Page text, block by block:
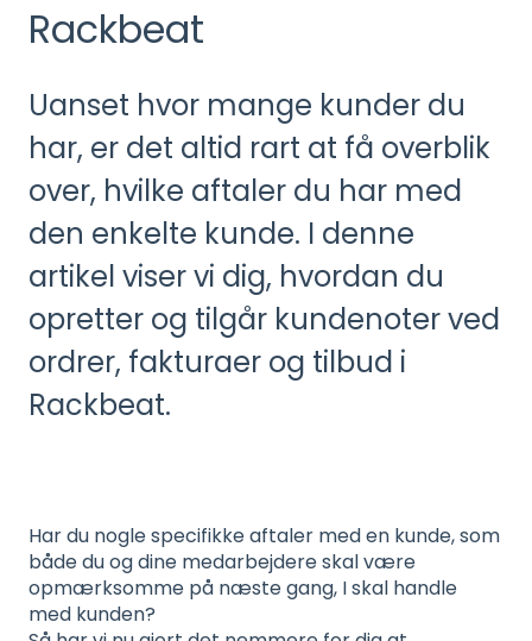
Rackbeat
Uanset hvor mange kunder du
har, er det altid rart at få overblik
over, hvilke aftaler du har med
den enkelte kunde. I denne
artikel viser vi dig, hvordan du
opretter og tilgår kundenoter ved
ordrer, fakturaer og tilbud i
Rackbeat.
Har du nogle specifikke aftaler med en kunde, som
både du og dine medarbejdere skal være
opmærksomme på næste gang, I skal handle
med kunden?